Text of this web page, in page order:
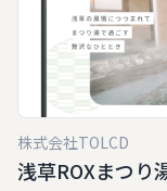
浅草ROXまつり
株式会社TOLCD